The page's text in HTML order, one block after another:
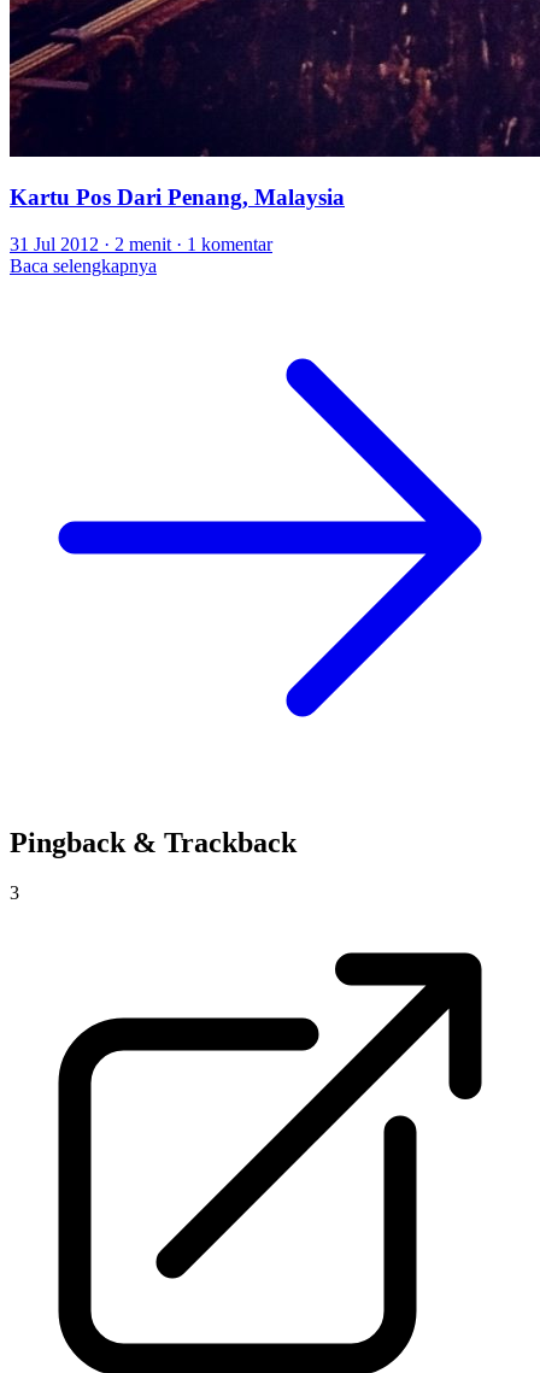
Kartu Pos Dari Penang, Malaysia
31 Jul 2012 · 2 menit · 1 komentar
Baca selengkapnya
Pingback & Trackback
3